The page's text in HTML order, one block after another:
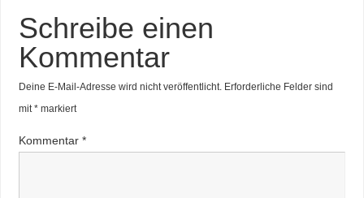
Schreibe einen
Kommentar
Deine E-Mail-Adresse wird nicht veröffentlicht. Erforderliche Felder sind
mit*markiert
Kommentar *